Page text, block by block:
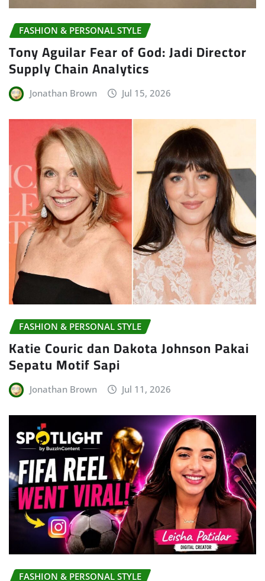
FASHION & PERSONAL STYLE
Tony Aguilar Fear of God: Jadi Director
Supply Chain Analytics
Jonathan Brown Jul 15, 2026
FASHION & PERSONAL STYLE
Katie Couric dan Dakota Johnson Pakai
Sepatu Motif Sapi
Jonathan Brown Jul 11, 2026
FASHION & PERSONAL STYLE